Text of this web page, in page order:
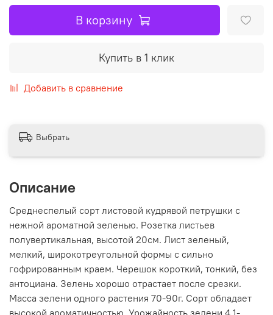
В корзину
Купить в 1 клик
Добавить в сравнение
Выбрать
Описание
Среднеспелый сорт листовой кудрявой петрушки с
нежной ароматной зеленью. Розетка листьев
полувертикальная, высотой 20см. Лист зеленый,
мелкий, широкотреугольной формы с сильно
гофрированным краем. Черешок короткий, тонкий, без
антоциана. Зелень хорошо отрастает после срезки.
Масса зелени одного растения 70-90г. Сорт обладает